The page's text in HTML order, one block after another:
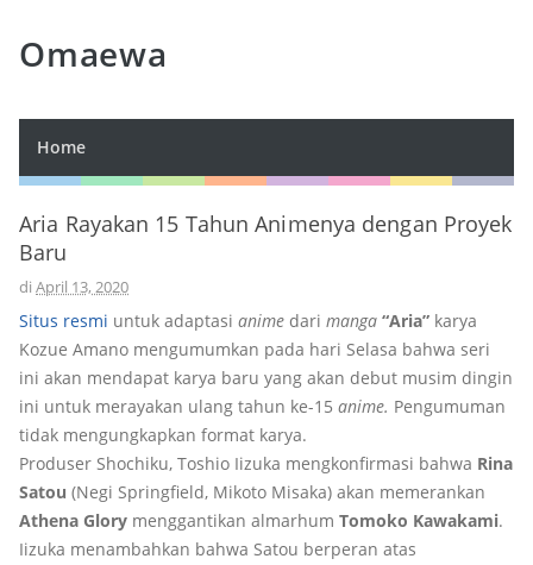
Omaewa
Home
Aria Rayakan 15 Tahun Animenya dengan Proyek
Baru
di April 13, 2020
Situs resmi untuk adaptasi anime dari manga “Aria” karya
Kozue Amano mengumumkan pada hari Selasa bahwa seri
ini akan mendapat karya baru yang akan debut musim dingin
ini untuk merayakan ulang tahun ke-15 anime. Pengumuman
tidak mengungkapkan format karya.
Produser Shochiku, Toshio Iizuka mengkonfirmasi bahwa Rina
Satou (Negi Springfield, Mikoto Misaka) akan memerankan
Athena Glory menggantikan almarhum Tomoko Kawakami.
Iizuka menambahkan bahwa Satou berperan atas